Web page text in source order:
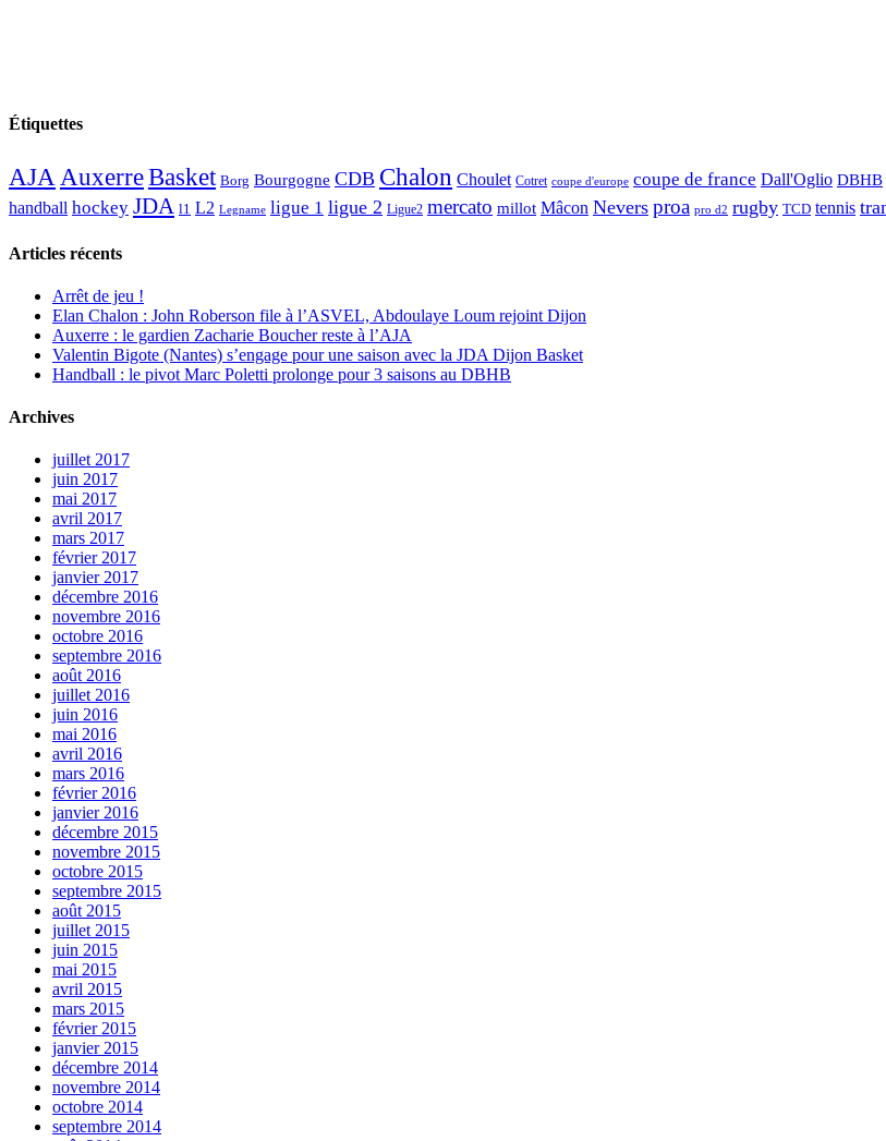
Étiquettes
AJAAuxerreBasket Borg Bourgogne CDB Chalon Choulet Cotret coupe d'europe coupe de france Dall'Oglio DBHB
handball hockey JDA l1 L2 Legname ligue 1 ligue 2 Ligue2 mercato millot Mâcon Nevers proa pro d2 rugby TCD tennis
Articles récents
Arrêt de jeu !
Elan Chalon : John Roberson file à l’ASVEL, Abdoulaye Loum rejoint Dijon
Auxerre : le gardien Zacharie Boucher reste à l’AJA
Valentin Bigote (Nantes) s’engage pour une saison avec la JDA Dijon Basket
Handball : le pivot Marc Poletti prolonge pour 3 saisons au DBHB
Archives
juillet 2017
juin 2017
mai 2017
avril 2017
mars 2017
février 2017
janvier 2017
décembre 2016
novembre 2016
octobre 2016
septembre 2016
août 2016
juillet 2016
juin 2016
mai 2016
avril 2016
mars 2016
février 2016
janvier 2016
décembre 2015
novembre 2015
octobre 2015
septembre 2015
août 2015
juillet 2015
juin 2015
mai 2015
avril 2015
mars 2015
février 2015
janvier 2015
décembre 2014
novembre 2014
octobre 2014
septembre 2014